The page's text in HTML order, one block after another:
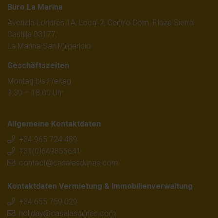
Aktiver Lebensstil mit Golf, Wandern und Radfahren
Freundliche und einladende Atmosphäre
Das machtdie Anmietung eines Ferienhauses in
Spanien an der südlichen Costa Blanca
Costa Blanca
Bei CasaLasDunas finden Sie Ferienhäuser in beliebten
Regionen wie zum Beispiel:
Torrevieja
Guardamar del Segura
Büro La Marina
Avenida Londres 1A, Local 2, Centro Com. Plaza Sierra
Castilla 03177,
La Marina-San Fulgencio
Geschäftszeiten
Montag bis Freitag
9.30 – 18.00 Uhr
Allgemeine Kontaktdaten
+34 965 724 489
+31(0)649855641
contact@casalasdunas.com
Kontaktdaten Vermietung & Immobilienverwaltung
+34 655 759 029
holiday@casalasdunas.com